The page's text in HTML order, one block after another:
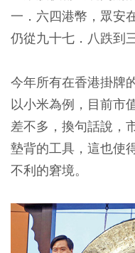
一．六四港幣，眾安
仍從九十七．八跌到
今年所有在香港掛牌
以小米為例，目前市
差不多，換句話說，
墊背的工具，這也使
不利的窘境。